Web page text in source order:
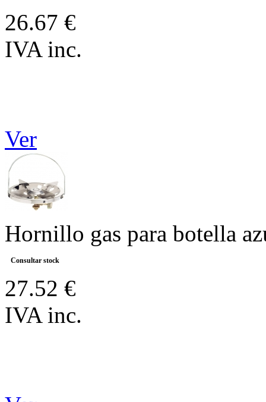
26.67 €
IVA inc.
Ver
Hornillo gas para botella
Consultar stock
27.52 €
IVA inc.